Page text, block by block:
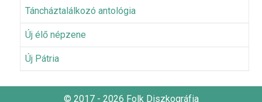
Táncháztalálkozó antológia
Új élő népzene
Új Pátria
© 2017 - 2026 Folk Diszkográfia